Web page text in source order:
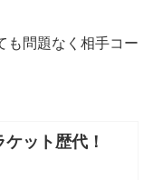
も問題なく相手コー
ット歴代！